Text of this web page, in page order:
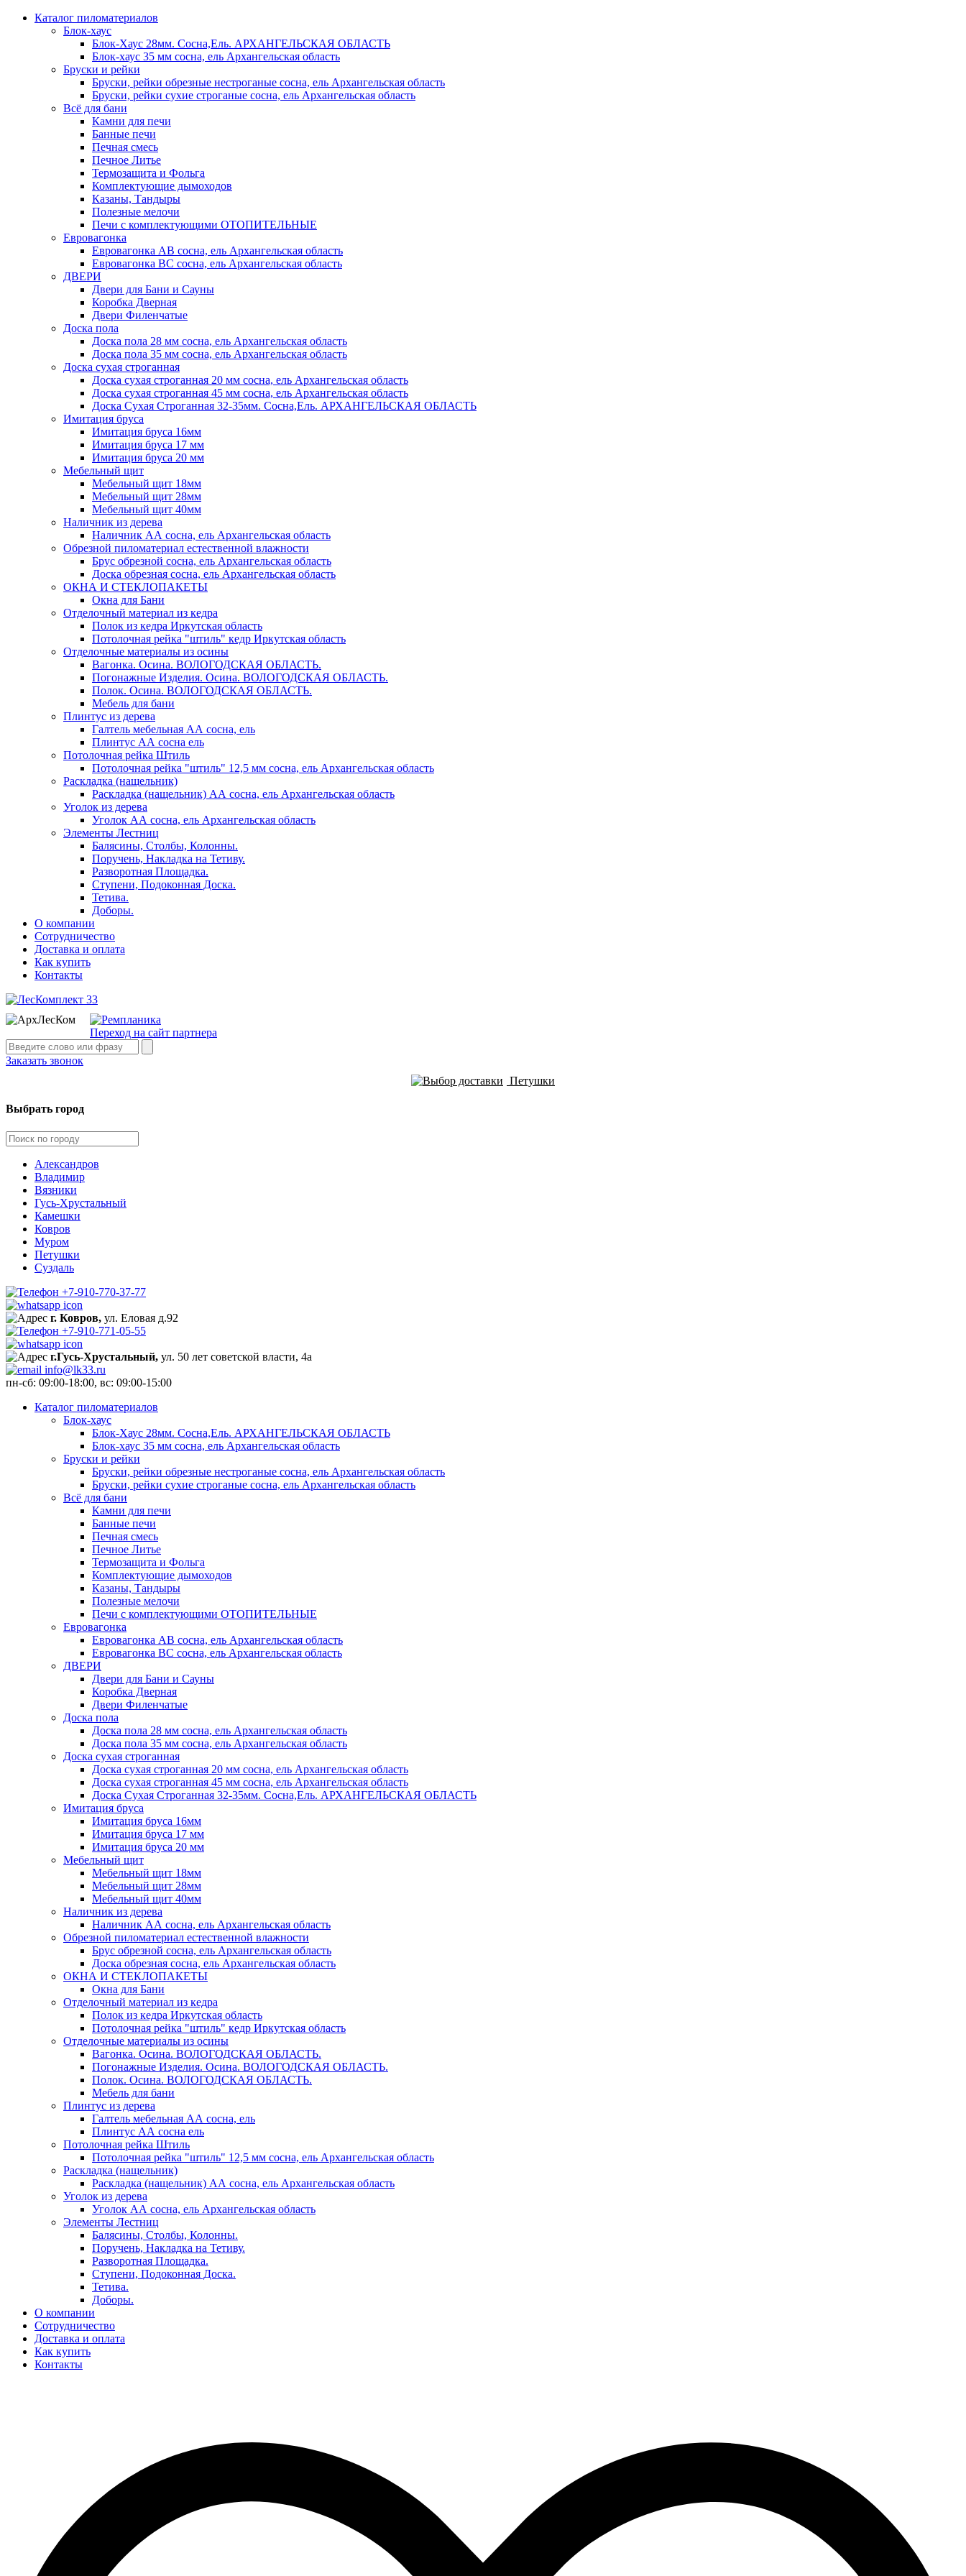
Каталог пиломатериалов
Блок-хаус
Блок-Хаус 28мм. Сосна,Ель. АРХАНГЕЛЬСКАЯ ОБЛАСТЬ
Блок-хаус 35 мм сосна, ель Архангельская область
Бруски и рейки
Бруски, рейки обрезные нестроганые сосна, ель Архангельская область
Бруски, рейки сухие строганые сосна, ель Архангельская область
Всё для бани
Камни для печи
Банные печи
Печная смесь
Печное Литье
Термозащита и Фольга
Комплектующие дымоходов
Казаны, Тандыры
Полезные мелочи
Печи с комплектующими ОТОПИТЕЛЬНЫЕ
Евровагонка
Евровагонка АВ сосна, ель Архангельская область
Евровагонка ВС сосна, ель Архангельская область
ДВЕРИ
Двери для Бани и Сауны
Коробка Дверная
Двери Филенчатые
Доска пола
Доска пола 28 мм сосна, ель Архангельская область
Доска пола 35 мм сосна, ель Архангельская область
Доска сухая строганная
Доска сухая строганная 20 мм сосна, ель Архангельская область
Доска сухая строганная 45 мм сосна, ель Архангельская область
Доска Сухая Строганная 32-35мм. Сосна,Ель. АРХАНГЕЛЬСКАЯ ОБЛАСТЬ
Имитация бруса
Имитация бруса 16мм
Имитация бруса 17 мм
Имитация бруса 20 мм
Мебельный щит
Мебельный щит 18мм
Мебельный щит 28мм
Мебельный щит 40мм
Наличник из дерева
Наличник АА сосна, ель Архангельская область
Обрезной пиломатериал естественной влажности
Брус обрезной сосна, ель Архангельская область
Доска обрезная сосна, ель Архангельская область
ОКНА И СТЕКЛОПАКЕТЫ
Окна для Бани
Отделочный материал из кедра
Полок из кедра Иркутская область
Потолочная рейка "штиль" кедр Иркутская область
Отделочные материалы из осины
Вагонка. Осина. ВОЛОГОДСКАЯ ОБЛАСТЬ.
Погонажные Изделия. Осина. ВОЛОГОДСКАЯ ОБЛАСТЬ.
Полок. Осина. ВОЛОГОДСКАЯ ОБЛАСТЬ.
Мебель для бани
Плинтус из дерева
Галтель мебельная АА сосна, ель
Плинтус АА сосна ель
Потолочная рейка Штиль
Потолочная рейка "штиль" 12,5 мм сосна, ель Архангельская область
Раскладка (нащельник)
Раскладка (нащельник) АА сосна, ель Архангельская область
Уголок из дерева
Уголок АА сосна, ель Архангельская область
Элементы Лестниц
Балясины, Столбы, Колонны.
Поручень, Накладка на Тетиву.
Разворотная Площадка.
Ступени, Подоконная Доска.
Тетива.
Доборы.
О компании
Сотрудничество
Доставка и оплата
Как купить
Контакты
Переход на сайт партнера
Заказать звонок
Петушки
Выбрать город
Александров
Владимир
Вязники
Гусь-Хрустальный
Камешки
Ковров
Муром
Петушки
Суздаль
+7-910-770-37-77
г. Ковров, ул. Еловая д.92
+7-910-771-05-55
г.Гусь-Хрустальный, ул. 50 лет советской власти, 4а
info@lk33.ru
пн-сб: 09:00-18:00, вс: 09:00-15:00
Каталог пиломатериалов
Блок-хаус
Блок-Хаус 28мм. Сосна,Ель. АРХАНГЕЛЬСКАЯ ОБЛАСТЬ
Блок-хаус 35 мм сосна, ель Архангельская область
Бруски и рейки
Бруски, рейки обрезные нестроганые сосна, ель Архангельская область
Бруски, рейки сухие строганые сосна, ель Архангельская область
Всё для бани
Камни для печи
Банные печи
Печная смесь
Печное Литье
Термозащита и Фольга
Комплектующие дымоходов
Казаны, Тандыры
Полезные мелочи
Печи с комплектующими ОТОПИТЕЛЬНЫЕ
Евровагонка
Евровагонка АВ сосна, ель Архангельская область
Евровагонка ВС сосна, ель Архангельская область
ДВЕРИ
Двери для Бани и Сауны
Коробка Дверная
Двери Филенчатые
Доска пола
Доска пола 28 мм сосна, ель Архангельская область
Доска пола 35 мм сосна, ель Архангельская область
Доска сухая строганная
Доска сухая строганная 20 мм сосна, ель Архангельская область
Доска сухая строганная 45 мм сосна, ель Архангельская область
Доска Сухая Строганная 32-35мм. Сосна,Ель. АРХАНГЕЛЬСКАЯ ОБЛАСТЬ
Имитация бруса
Имитация бруса 16мм
Имитация бруса 17 мм
Имитация бруса 20 мм
Мебельный щит
Мебельный щит 18мм
Мебельный щит 28мм
Мебельный щит 40мм
Наличник из дерева
Наличник АА сосна, ель Архангельская область
Обрезной пиломатериал естественной влажности
Брус обрезной сосна, ель Архангельская область
Доска обрезная сосна, ель Архангельская область
ОКНА И СТЕКЛОПАКЕТЫ
Окна для Бани
Отделочный материал из кедра
Полок из кедра Иркутская область
Потолочная рейка "штиль" кедр Иркутская область
Отделочные материалы из осины
Вагонка. Осина. ВОЛОГОДСКАЯ ОБЛАСТЬ.
Погонажные Изделия. Осина. ВОЛОГОДСКАЯ ОБЛАСТЬ.
Полок. Осина. ВОЛОГОДСКАЯ ОБЛАСТЬ.
Мебель для бани
Плинтус из дерева
Галтель мебельная АА сосна, ель
Плинтус АА сосна ель
Потолочная рейка Штиль
Потолочная рейка "штиль" 12,5 мм сосна, ель Архангельская область
Раскладка (нащельник)
Раскладка (нащельник) АА сосна, ель Архангельская область
Уголок из дерева
Уголок АА сосна, ель Архангельская область
Элементы Лестниц
Балясины, Столбы, Колонны.
Поручень, Накладка на Тетиву.
Разворотная Площадка.
Ступени, Подоконная Доска.
Тетива.
Доборы.
О компании
Сотрудничество
Доставка и оплата
Как купить
Контакты